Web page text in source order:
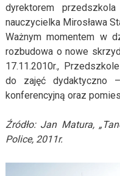
dyrektorem
nauczycielka Mirosława
Ważnym momentem w
rozbudowa o nowe
17.11.2010r.,
do zajęć dydaktyczno
konferencyjną oraz
Źródło: Jan Matura,
Police, 2011r.